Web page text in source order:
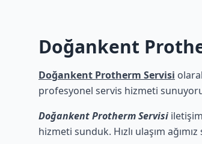
Doğankent
Doğankent Protherm Servisi
profesyonel servis hizmeti
Doğankent Protherm Servisi
hizmeti sunduk. Hızlı ulaşım